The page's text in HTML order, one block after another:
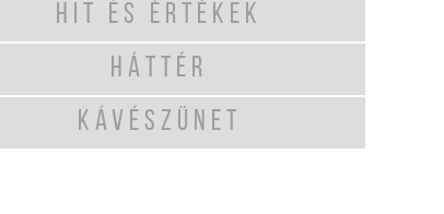
HIT ÉS ÉRTÉKEK
HÁTTÉR
KÁVÉSZÜNET